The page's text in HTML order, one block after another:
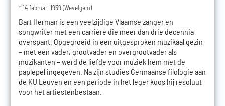
* 14 februari 1959 (Wevelgem)
Bart Herman is een veelzijdige Vlaamse zanger en
songwriter met een carrière die meer dan drie decennia
overspant. Opgegroeid in een uitgesproken muzikaal gezin
– met een vader, grootvader en overgrootvader als
muzikanten – werd de liefde voor muziek hem met de
paplepel ingegeven. Na zijn studies Germaanse filologie aan
de KU Leuven en een periode in het leger koos hij resoluut
voor het artiestenbestaan.